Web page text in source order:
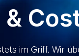
im Griff. Wir